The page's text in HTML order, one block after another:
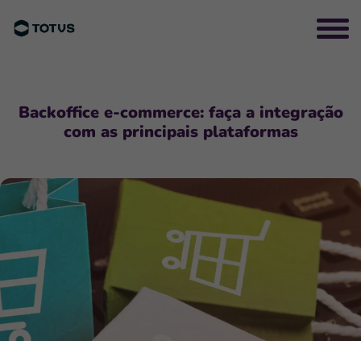
Backoffice e-commerce: faça a integração
com as principais plataformas